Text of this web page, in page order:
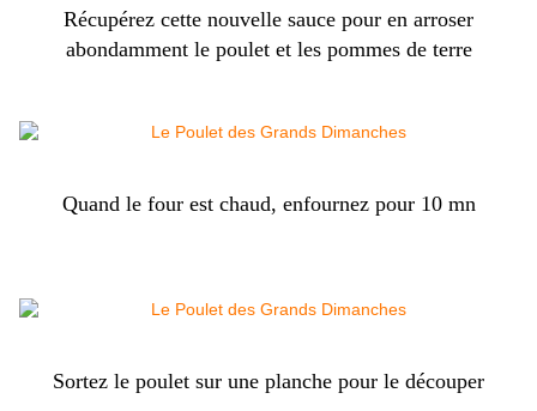
Récupérez cette nouvelle sauce pour en arroser
abondamment le poulet et les pommes de terre
Quand le four est chaud, enfournez pour 10 mn
Sortez le poulet sur une planche pour le découper